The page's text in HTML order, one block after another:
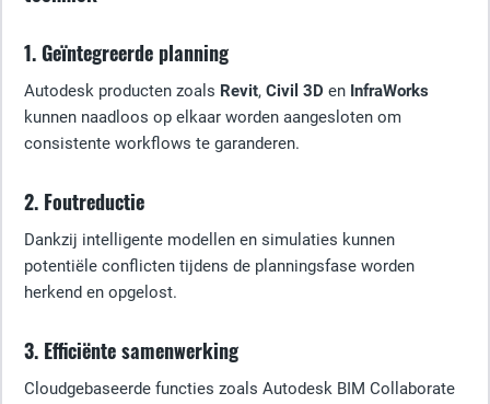
1. Geïntegreerde planning
Autodesk producten zoals Revit, Civil 3D en InfraWorks
kunnen naadloos op elkaar worden aangesloten om
consistente workflows te garanderen.
2. Foutreductie
Dankzij intelligente modellen en simulaties kunnen
potentiële conflicten tijdens de planningsfase worden
herkend en opgelost.
3. Efficiënte samenwerking
Cloudgebaseerde functies zoals Autodesk BIM Collaborate